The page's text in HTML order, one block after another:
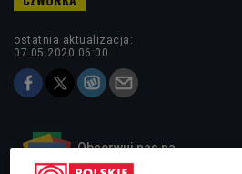
ostatnia aktualizacja:
07.05.2020 06:00
Obserwuj nas na
Google News